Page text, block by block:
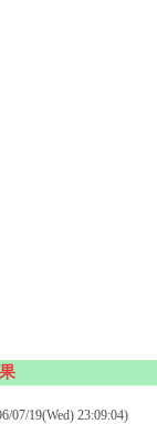
07/19(Wed) 23:09:04)